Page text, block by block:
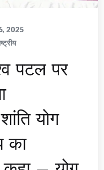
2025
पटल पर
योग
का